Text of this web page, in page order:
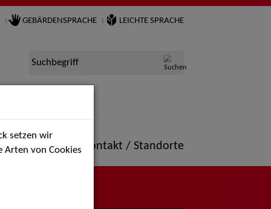
GEBÄRDENSPRACHE LEICHTE SPRACHE
Suchbegriff
Portfolio Kontakt / Standorte
setzen wir
Arten von Cookies